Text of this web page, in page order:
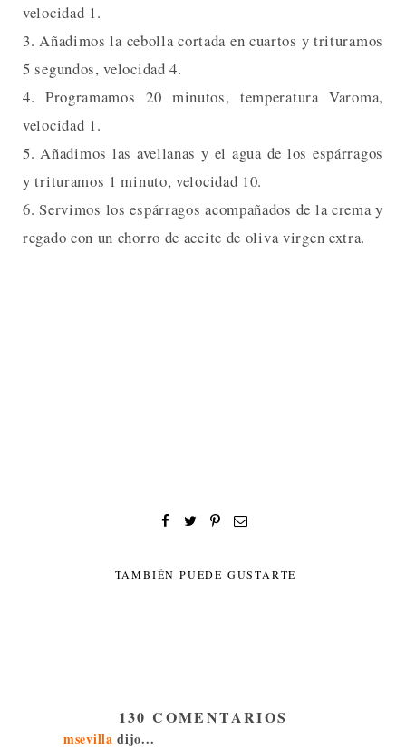
velocidad 1.
3. Añadimos la cebolla cortada en cuartos y trituramos
5 segundos, velocidad 4.
4. Programamos 20 minutos, temperatura Varoma,
velocidad 1.
5. Añadimos las avellanas y el agua de los espárragos
y trituramos 1 minuto, velocidad 10.
6. Servimos los espárragos acompañados de la crema y
regado con un chorro de aceite de oliva virgen extra.
TAMBIÉN PUEDE GUSTARTE
130 COMENTARIOS
msevilla dijo...